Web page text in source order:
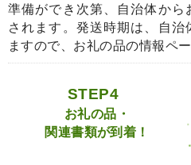
準備ができ次第、自治体から
されます。発送時期は、自治
ますので、お礼の品の情報ペ
STEP4
お礼の品・
関連書類が到着！